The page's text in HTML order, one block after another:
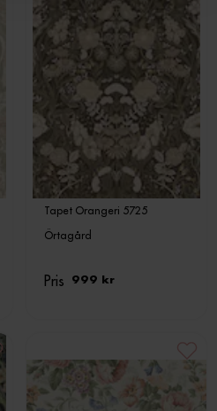
Tapet Orangeri 5725
Örtagård
Pris 999 kr